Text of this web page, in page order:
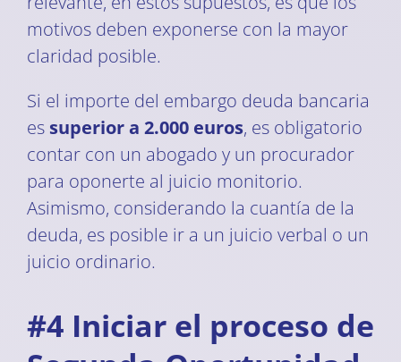
motivos deben exponerse con la mayor
claridad posible.
Si el importe del embargo deuda bancaria
es superior a 2.000 euros, es obligatorio
contar con un abogado y un procurador
para oponerte al juicio monitorio.
Asimismo, considerando la cuantía de la
deuda, es posible ir a un juicio verbal o un
juicio ordinario.
#4 Iniciar el proceso de